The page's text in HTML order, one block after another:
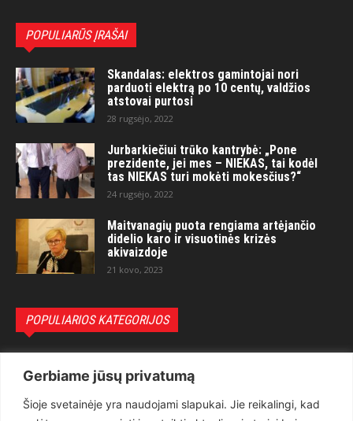
Gerbiame jūsų privatumą
Šioje svetainėje yra naudojami slapukai. Jie reikalingi, kad
POPULIARŪS ĮRAŠAI
Skandalas: elektros gamintojai nori
parduoti elektrą po 10 centų, valdžios
atstovai purtosi
28 rugsėjo, 2022
Jurbarkiečiui trūko kantrybė: „Pone
prezidente, jei mes – NIEKAS, tai kodėl
tas NIEKAS turi mokėti mokesčius?“
24 rugsėjo, 2022
Maitvanagių puota rengiama artėjančio
didelio karo ir visuotinės krizės
akivaizdoje
21 kovo, 2023
POPULIARIOS KATEGORIJOS
Teisėsauga
1497